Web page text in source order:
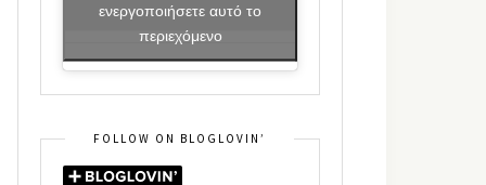
ενεργοποιήσετε αυτό το
περιεχόμενο
FOLLOW ON BLOGLOVIN’